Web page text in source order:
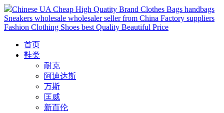
Chinese UA Cheap High Quatity Brand Clothes Bags handbags
Sneakers wholesale wholesaler seller from China Factory suppliers
Fashion Clothing Shoes best Quality Beautiful Price
首页
鞋类
耐克
阿迪达斯
万斯
匡威
新百伦